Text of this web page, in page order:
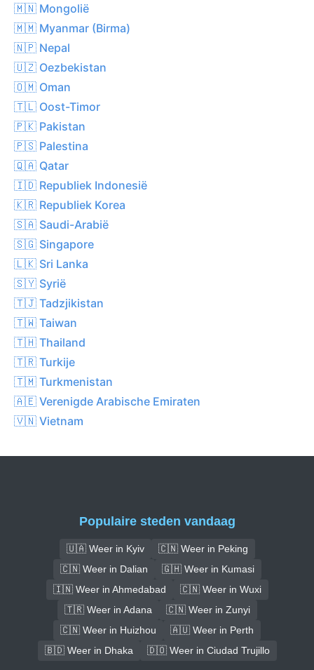
🇲🇳 Mongolië
🇲🇲 Myanmar (Birma)
🇳🇵 Nepal
🇺🇿 Oezbekistan
🇴🇲 Oman
🇹🇱 Oost-Timor
🇵🇰 Pakistan
🇵🇸 Palestina
🇶🇦 Qatar
🇮🇩 Republiek Indonesië
🇰🇷 Republiek Korea
🇸🇦 Saudi-Arabië
🇸🇬 Singapore
🇱🇰 Sri Lanka
🇸🇾 Syrië
🇹🇯 Tadzjikistan
🇹🇼 Taiwan
🇹🇭 Thailand
🇹🇷 Turkije
🇹🇲 Turkmenistan
🇦🇪 Verenigde Arabische Emiraten
🇻🇳 Vietnam
Populaire steden vandaag
🇺🇦 Weer in Kyiv
🇨🇳 Weer in Peking
🇨🇳 Weer in Dalian
🇬🇭 Weer in Kumasi
🇮🇳 Weer in Ahmedabad
🇨🇳 Weer in Wuxi
🇹🇷 Weer in Adana
🇨🇳 Weer in Zunyi
🇨🇳 Weer in Huizhou
🇦🇺 Weer in Perth
🇧🇩 Weer in Dhaka
🇩🇴 Weer in Ciudad Trujillo